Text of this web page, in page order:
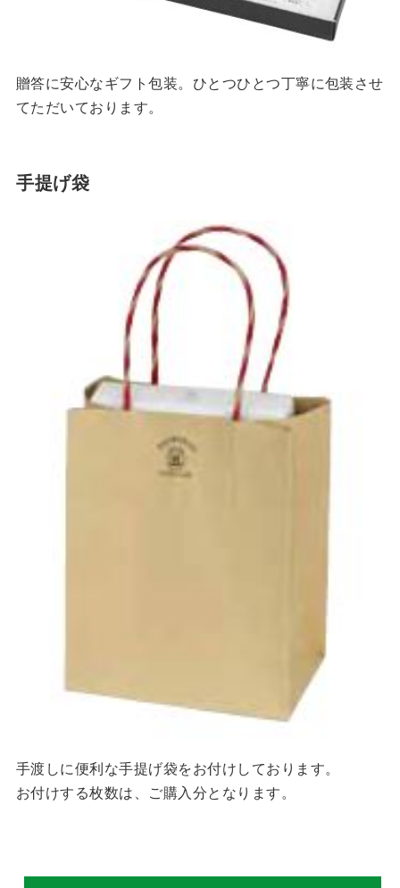
贈答に安心なギフト包装。ひとつひとつ丁寧に包装させ
てただいております。
手提げ袋
手渡しに便利な手提げ袋をお付けしております。
お付けする枚数は、ご購入分となります。